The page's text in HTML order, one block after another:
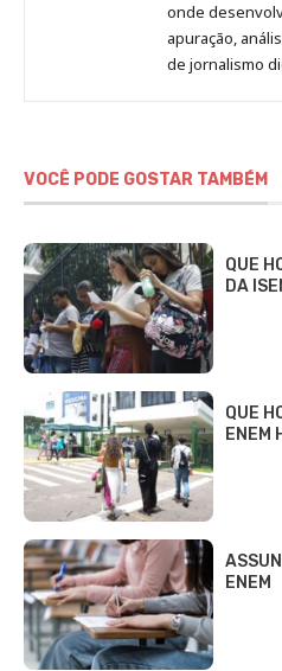
onde
apuração,
de jornalismo
VOCÊ PODE GOSTAR TAMBÉM
QUE
DA
QUE
ENEM